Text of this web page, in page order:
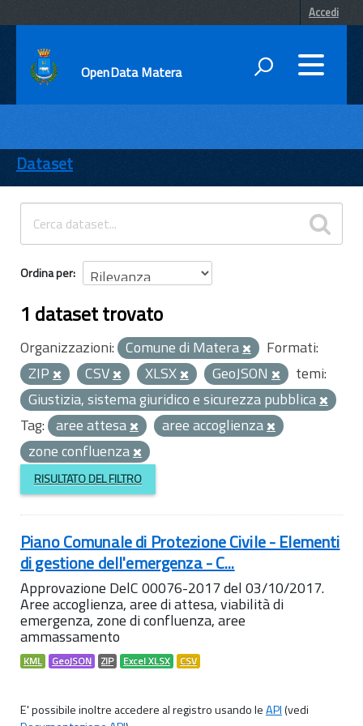
Accedi
OpenData Matera
ENTI
TEMI
INFORMAZIONI
Dataset
Ordina per
1 dataset trovato
Organizzazioni: Comune di Matera
Formati:
ZIP
CSV XLSX GeoJSON
temi:
Giustizia, sistema giuridico e sicurezza pubblica
Tag: aree attesa
aree accoglienza
zone confluenza
RISULTATO DEL FILTRO
Piano Comunale di Protezione Civile - Elementi
di gestione dell'emergenza - C...
Approvazione DelC 00076-2017 del 03/10/2017.
Aree accoglienza, aree di attesa, viabilità di
emergenza, zone di confluenza, aree
ammassamento
KML GeoJSON ZIP Excel XLSX CSV
E' possibile inoltre accedere al registro usando leAPI(vedi